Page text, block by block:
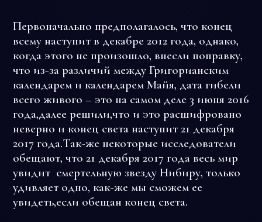
Первоначально предполагалось, что конец
всему наступит в декабре 2012 года, однако,
когда этого не произошло, внесли поправку,
что из-за различий между Григорианским
календарем и календарем Майя, дата гибели
всего живого – это на самом деле 3 июня 2016
года,далее решили,что и это расшифровано
неверно и конец света наступит 21 декабря
2017 года.Так-же некоторые исследователи
обещают, что 21 декабря 2017 года весь мир
увидит смертельную звезду Нибиру, только
удивляет одно, как-же мы сможем ее
увидеть,если обещан конец света.